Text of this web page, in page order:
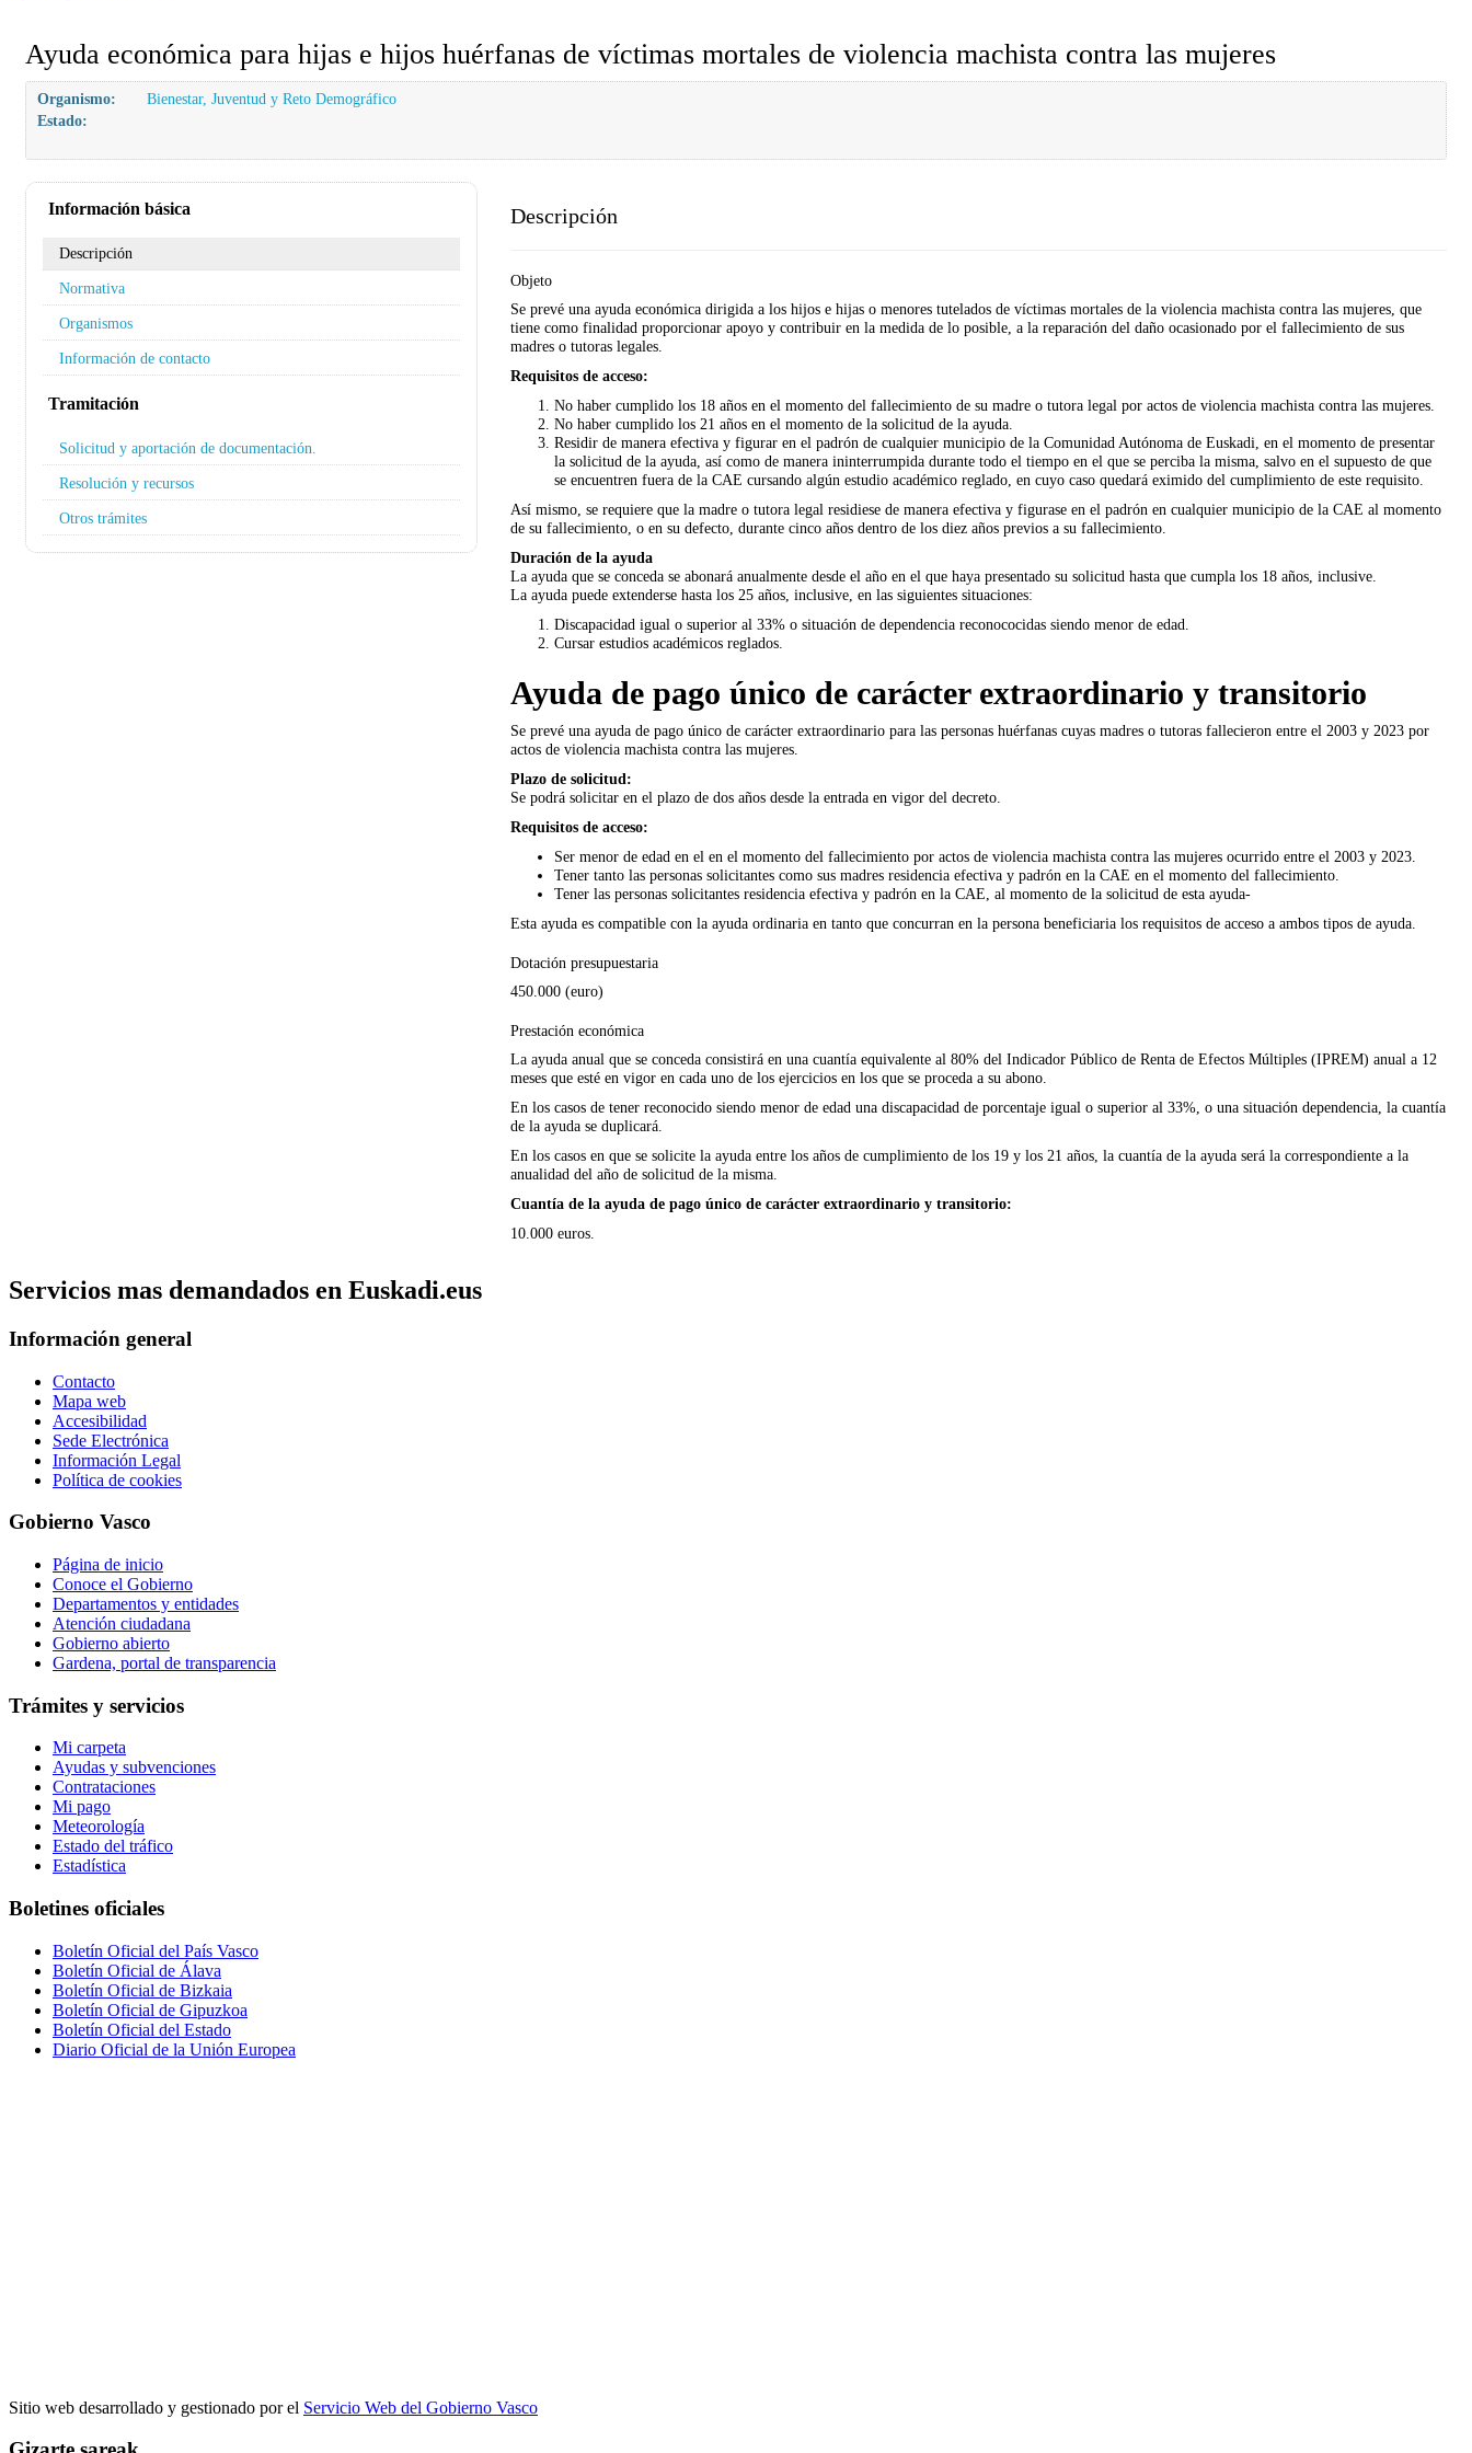
Ayuda económica para hijas e hijos huérfanas de víctimas mortales de violencia machista contra las mujeres
Organismo:
Bienestar, Juventud y Reto Demográfico
Estado:
Información básica
Descripción
Normativa
Organismos
Información de contacto
Tramitación
Solicitud y aportación de documentación.
Resolución y recursos
Otros trámites
Descripción
Objeto
Se prevé una ayuda económica dirigida a los hijos e hijas o menores tutelados de víctimas mortales de la violencia machista contra las mujeres, que
tiene como finalidad proporcionar apoyo y contribuir en la medida de lo posible, a la reparación del daño ocasionado por el fallecimiento de sus
madres o tutoras legales.
Requisitos de acceso:
No haber cumplido los 18 años en el momento del fallecimiento de su madre o tutora legal por actos de violencia machista contra las mujeres.
No haber cumplido los 21 años en el momento de la solicitud de la ayuda.
Residir de manera efectiva y figurar en el padrón de cualquier municipio de la Comunidad Autónoma de Euskadi, en el momento de presentar
la solicitud de la ayuda, así como de manera ininterrumpida durante todo el tiempo en el que se perciba la misma, salvo en el supuesto de que
se encuentren fuera de la CAE cursando algún estudio académico reglado, en cuyo caso quedará eximido del cumplimiento de este requisito.
Así mismo, se requiere que la madre o tutora legal residiese de manera efectiva y figurase en el padrón en cualquier municipio de la CAE al momento
de su fallecimiento, o en su defecto, durante cinco años dentro de los diez años previos a su fallecimiento.
Duración de la ayuda
La ayuda que se conceda se abonará anualmente desde el año en el que haya presentado su solicitud hasta que cumpla los 18 años, inclusive.
La ayuda puede extenderse hasta los 25 años, inclusive, en las siguientes situaciones:
Discapacidad igual o superior al 33% o situación de dependencia reconococidas siendo menor de edad.
Cursar estudios académicos reglados.
Ayuda de pago único de carácter extraordinario y transitorio
Se prevé una ayuda de pago único de carácter extraordinario para las personas huérfanas cuyas madres o tutoras fallecieron entre el 2003 y 2023 por
actos de violencia machista contra las mujeres.
Plazo de solicitud:
Se podrá solicitar en el plazo de dos años desde la entrada en vigor del decreto.
Requisitos de acceso:
Ser menor de edad en el en el momento del fallecimiento por actos de violencia machista contra las mujeres ocurrido entre el 2003 y 2023.
Tener tanto las personas solicitantes como sus madres residencia efectiva y padrón en la CAE en el momento del fallecimiento.
Tener las personas solicitantes residencia efectiva y padrón en la CAE, al momento de la solicitud de esta ayuda-
Esta ayuda es compatible con la ayuda ordinaria en tanto que concurran en la persona beneficiaria los requisitos de acceso a ambos tipos de ayuda.
Dotación presupuestaria
450.000 (euro)
Prestación económica
La ayuda anual que se conceda consistirá en una cuantía equivalente al 80% del Indicador Público de Renta de Efectos Múltiples (IPREM) anual a 12
meses que esté en vigor en cada uno de los ejercicios en los que se proceda a su abono.
En los casos de tener reconocido siendo menor de edad una discapacidad de porcentaje igual o superior al 33%, o una situación dependencia, la cuantía
de la ayuda se duplicará.
En los casos en que se solicite la ayuda entre los años de cumplimiento de los 19 y los 21 años, la cuantía de la ayuda será la correspondiente a la
anualidad del año de solicitud de la misma.
Cuantía de la ayuda de pago único de carácter extraordinario y transitorio:
10.000 euros.
Servicios mas demandados en Euskadi.eus
Información general
Contacto
Mapa web
Accesibilidad
Sede Electrónica
Información Legal
Política de cookies
Gobierno Vasco
Página de inicio
Conoce el Gobierno
Departamentos y entidades
Atención ciudadana
Gobierno abierto
Gardena, portal de transparencia
Trámites y servicios
Mi carpeta
Ayudas y subvenciones
Contrataciones
Mi pago
Meteorología
Estado del tráfico
Estadística
Boletines oficiales
Boletín Oficial del País Vasco
Boletín Oficial de Álava
Boletín Oficial de Bizkaia
Boletín Oficial de Gipuzkoa
Boletín Oficial del Estado
Diario Oficial de la Unión Europea
Sitio web desarrollado y gestionado por el Servicio Web del Gobierno Vasco